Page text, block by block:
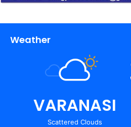
Weather
VARANASI
Scattered Clouds